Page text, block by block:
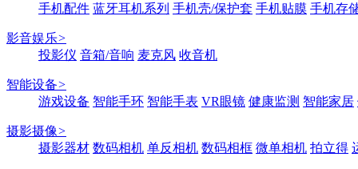
手机配件 蓝牙耳机系列 手机壳/保护套 手机贴膜 手机存
影音娱乐>
投影仪 音箱/音响 麦克风 收音机
智能设备>
游戏设备 智能手环 智能手表 VR眼镜 健康监测 智能家居
摄影摄像>
摄影器材 数码相机 单反相机 数码相框 微单相机 拍立得